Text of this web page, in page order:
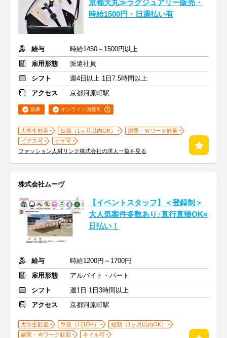
京都大丸≫ラグジュアリー販売・
時給1500円・日週払い有
給与
時給1450～1500円以上
雇用形態
派遣社員
シフト
週4日以上 1日7.5時間以上
アクセス
京都河原町駅
急募 オンライン面接可
大学生歓迎 短期（1ヶ月以内OK）
副業・Ｗワーク歓迎
ピアス可
ヒゲ可
ファッション人材リンク株式会社の求人一覧を見る
株式会社ムーヴ
【イベントスタッフ】＜登録制＞
大人気案件多数あり♪直行直帰OK×
日払い！
給与
時給1200円～1700円
雇用形態
アルバイト・パート
シフト
週1日 1日3時間以上
アクセス
京都河原町駅
大学生歓迎 単発（1日OK）
短期（1ヶ月以内OK）
副業・Ｗワーク歓迎
ネイル可